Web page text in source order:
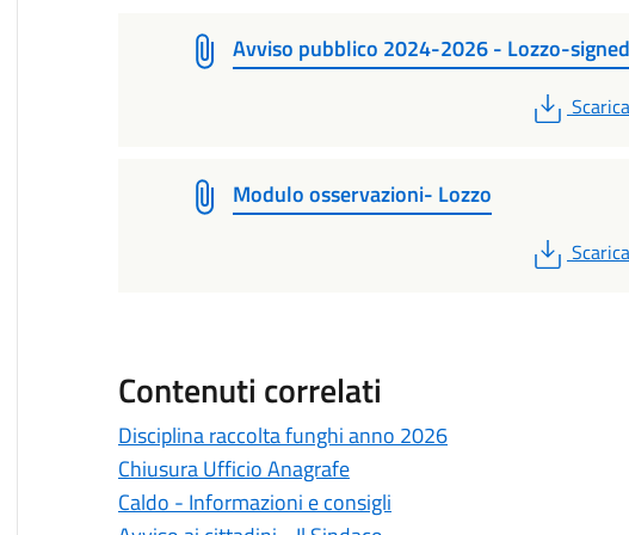
Avviso pubblico 2024-2026 - Lozzo-signed
PDF
Scarica
Modulo osservazioni- Lozzo
PDF
Scarica
Contenuti correlati
Disciplina raccolta funghi anno 2026
Chiusura Ufficio Anagrafe
Caldo - Informazioni e consigli